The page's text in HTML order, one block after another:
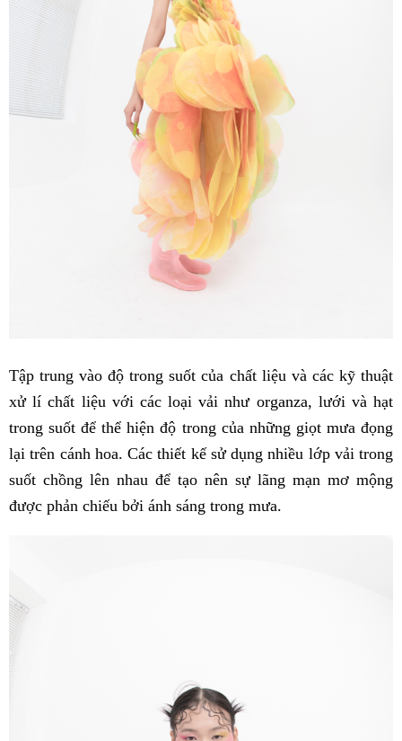
Tập trung vào độ trong suốt của chất liệu và các kỹ thuật
xử lí chất liệu với các loại vải như organza, lưới và hạt
trong suốt để thể hiện độ trong của những giọt mưa đọng
lại trên cánh hoa. Các thiết kế sử dụng nhiều lớp vải trong
suốt chồng lên nhau để tạo nên sự lãng mạn mơ mộng
được phản chiếu bởi ánh sáng trong mưa.